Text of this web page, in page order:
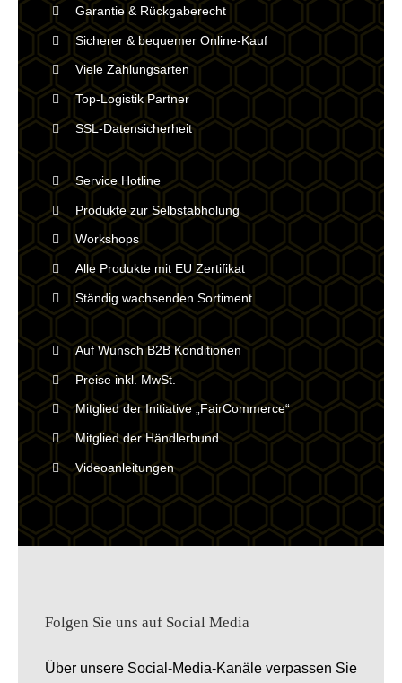
Garantie & Rückgaberecht
Sicherer & bequemer Online-Kauf
Viele Zahlungsarten
Top-Logistik Partner
SSL-Datensicherheit
Service Hotline
Produkte zur Selbstabholung
Workshops
Alle Produkte mit EU Zertifikat
Ständig wachsenden Sortiment
Auf Wunsch B2B Konditionen
Preise inkl. MwSt.
Mitglied der Initiative „FairCommerce“
Mitglied der Händlerbund
Videoanleitungen
Folgen Sie uns auf Social Media
Über unsere Social-Media-Kanäle verpassen Sie